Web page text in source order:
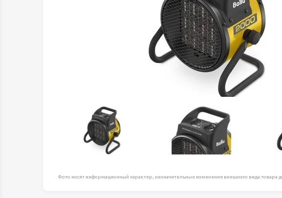
Оборудование для работ на
высоте
Пневматика, Гидравлика
Промышленная химия
Распродажа
Расходные материалы и
Сантехника
Скобяные изделия
Такелаж
Товары для дома, сада, отдыха
Фото носят информационный характер, незначительные изменения внешнего вида товара